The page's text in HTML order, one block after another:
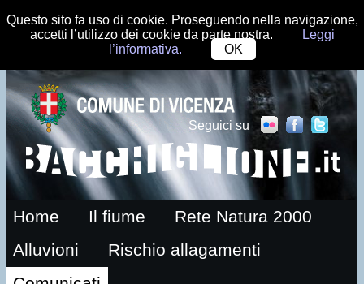
Questo sito fa uso di cookie. Proseguendo nella navigazione,
accetti l’utilizzo dei cookie da parte nostra.
Leggi
l’informativa.
OK
Seguici su
Home Il fiume
Rete Natura 2000
Alluvioni
Rischio allagamenti